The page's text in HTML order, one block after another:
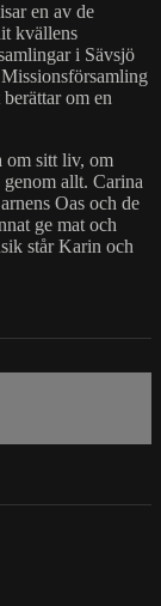
en av de
kvällens
i Sävsjö
om en
om sitt liv, om
allt. Carina
Oas och de
ge mat och
står Karin och